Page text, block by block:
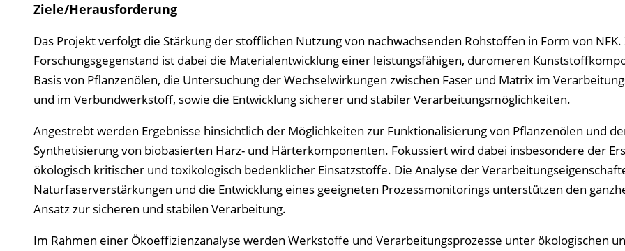
Ziele/Herausforderung
Das Projekt verfolgt die Stärkung der stofflichen Nutzung von nachwachsenden Rohstoffen in Form von
Forschungsgegenstand ist dabei die Materialentwicklung einer leistungsfähigen, duromeren
Basis von Pflanzenölen, die Untersuchung der Wechselwirkungen zwischen Faser und Matrix im
und im Verbundwerkstoff, sowie die Entwicklung sicherer und stabiler Verarbeitungsmöglichkeiten.
Angestrebt werden Ergebnisse hinsichtlich der Möglichkeiten zur Funktionalisierung von Pflanzenölen und
Synthetisierung von biobasierten Harz- und Härterkomponenten. Fokussiert wird dabei insbesondere der
ökologisch kritischer und toxikologisch bedenklicher Einsatzstoffe. Die Analyse der
Naturfaserverstärkungen und die Entwicklung eines geeigneten Prozessmonitorings unterstützen den
Ansatz zur sicheren und stabilen Verarbeitung.
Im Rahmen einer Ökoeffizienzanalyse werden Werkstoffe und Verarbeitungsprozesse unter ökologischen